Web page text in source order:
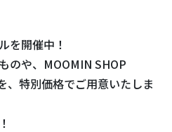
を開催中！
のや、MOOMIN SHOP
、特別価格でご用意いたしま